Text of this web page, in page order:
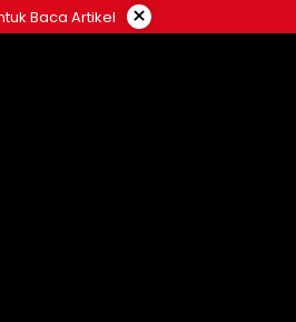
Baca Artikel ×